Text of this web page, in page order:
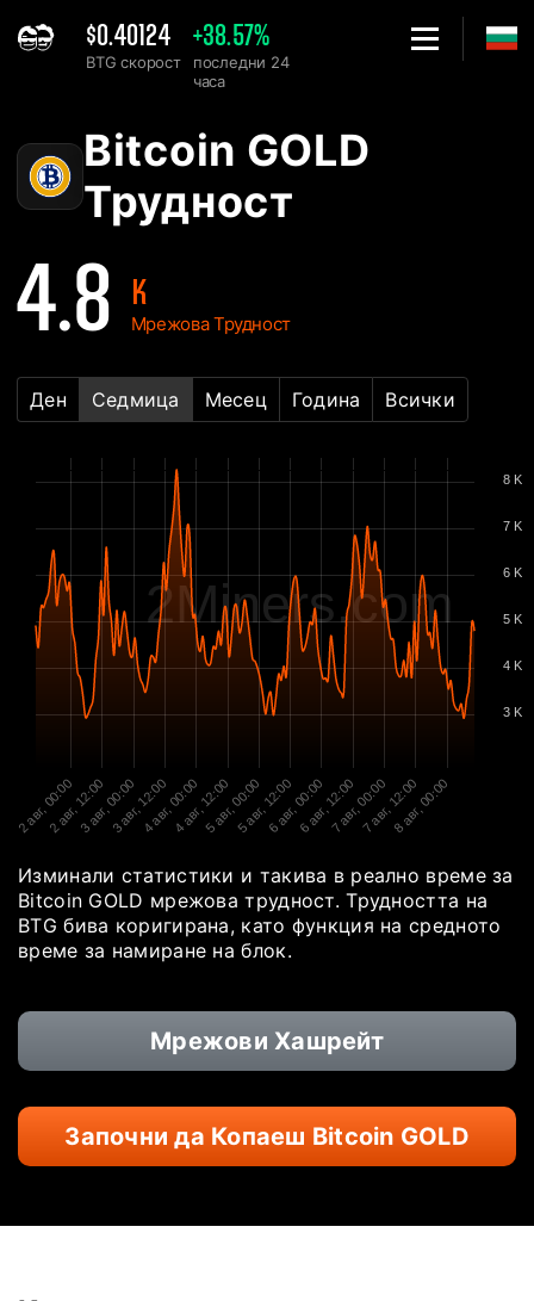
$0.40124
BTG скорост
+38.57%
последни 24
часа
Bitcoin GOLD
Трудност
4.8 K
Мрежова Трудност
Ден Седмица Месец Година Всички
2Miners.com
2 авг, 00:00
2 авг, 12:003 авг, 00:003 авг, 12:004 авг, 00:004 авг, 12:005 авг, 00:005 авг, 12:006 авг, 00:006 авг, 12:007 авг, 00:007 авг, 12:008 авг, 00:00
3 K
4 K
5 K
6 K
7 K
8 K
Изминали статистики и такива в реално време за
Bitcoin GOLD мрежова трудност. Трудността на
BTG бива коригирана, като функция на средното
време за намиране на блок.
Мрежови Хашрейт
Започни да Копаеш Bitcoin GOLD